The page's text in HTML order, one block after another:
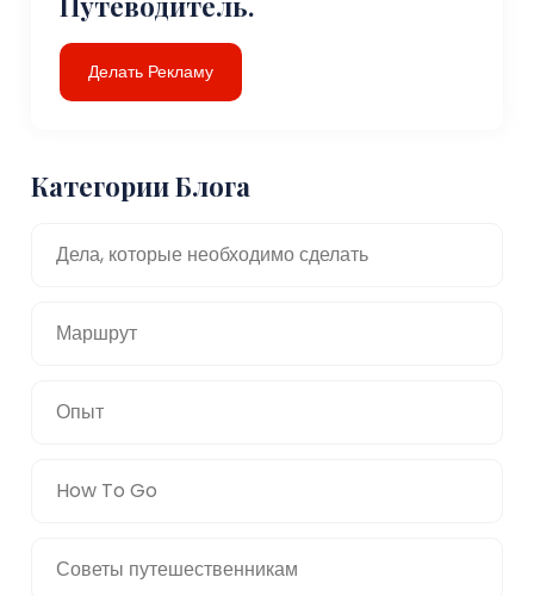
Делать Рекламу
Категории Блога
Дела, которые необходимо сделать
Маршрут
Опыт
How To Go
Советы путешественникам